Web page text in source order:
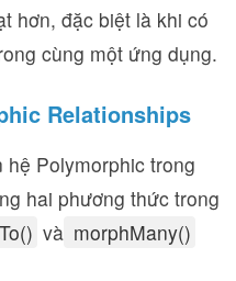
hơn, đặc biệt là khi có
cùng một ứng dụng.
Relationships
Polymorphic trong
hai phương thức trong
và morphMany()